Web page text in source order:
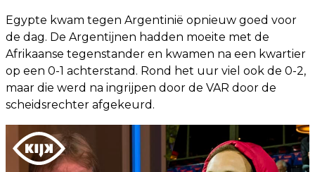
Egypte kwam tegen Argentinië opnieuw goed voor
de dag. De Argentijnen hadden moeite met de
Afrikaanse tegenstander en kwamen na een kwartier
op een 0-1 achterstand. Rond het uur viel ook de 0-2,
maar die werd na ingrijpen door de VAR door de
scheidsrechter afgekeurd.